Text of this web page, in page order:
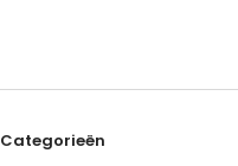
Categorieën